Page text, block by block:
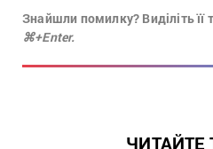
Знайшли помилку? Виділіть її
⌘+Enter.